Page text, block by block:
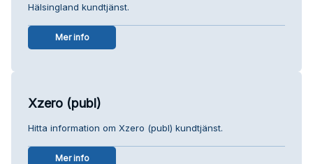
Hälsingland kundtjänst.
Mer info
Xzero (publ)
Hitta information om Xzero (publ) kundtjänst.
Mer info